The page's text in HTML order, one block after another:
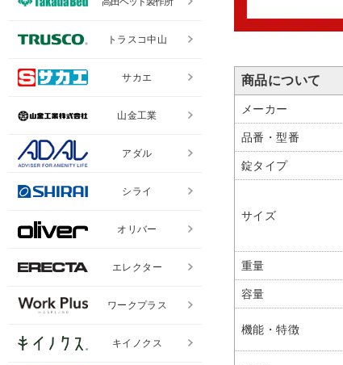
商品について
メーカー
品番・型番
錠タイプ
サイズ
重量
容量
機能・特徴
トラスコ中山
サカエ
山金工業
アダル
シライ
オリバー
エレクター
ワークプラス
キイノクス